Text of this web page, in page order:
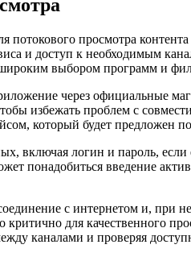
потокового просмотра
и доступ к необходимым
широким выбором программ и
через официальные
избежать проблем с
который будет предложен
включая логин и пароль,
понадобиться введение
с интернетом и, при
критично для качественного
каналами и проверяя